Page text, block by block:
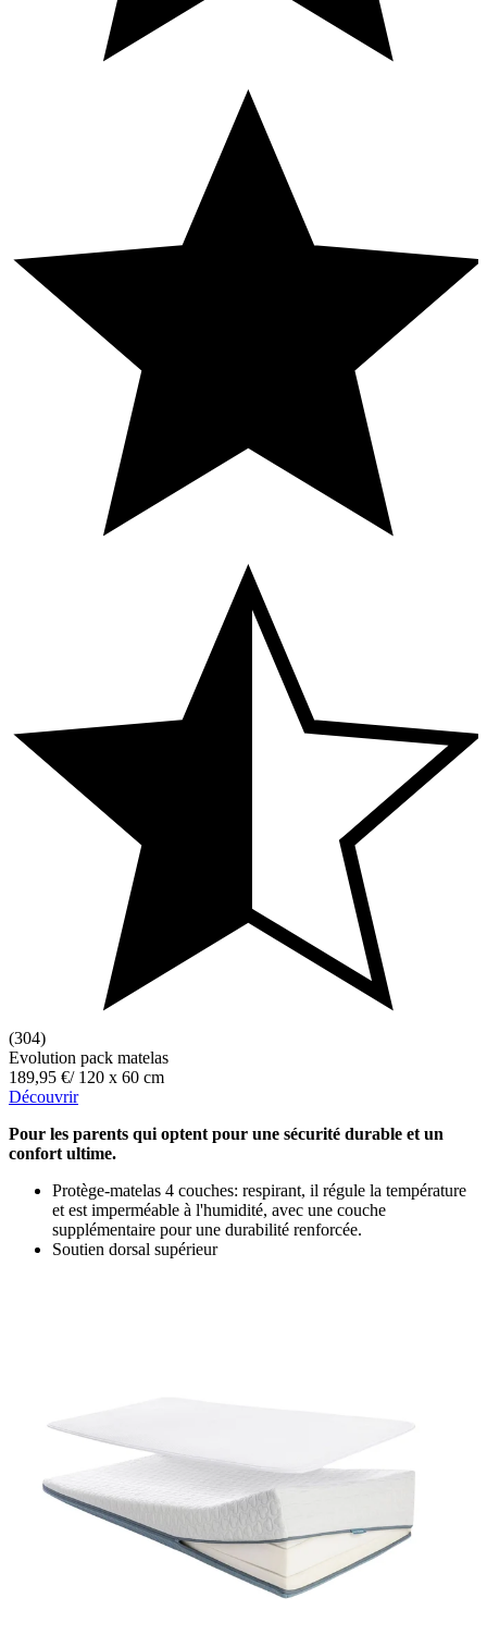
(304)
Evolution pack matelas
189,95 €/ 120 x 60 cm
Découvrir
Pour les parents qui optent pour une sécurité durable et un
confort ultime.
Protège-matelas 4 couches: respirant, il régule la température
et est imperméable à l'humidité, avec une couche
supplémentaire pour une durabilité renforcée.
Soutien dorsal supérieur